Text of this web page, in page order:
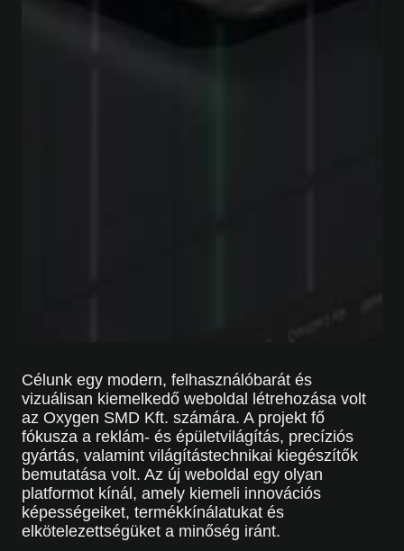
Célunk egy modern, felhasználóbarát és
vizuálisan kiemelkedő weboldal létrehozása volt
az Oxygen SMD Kft. számára. A projekt fő
fókusza a reklám- és épületvilágítás, precíziós
gyártás, valamint világítástechnikai kiegészítők
bemutatása volt. Az új weboldal egy olyan
platformot kínál, amely kiemeli innovációs
képességeiket, termékkínálatukat és
elkötelezettségüket a minőség iránt.